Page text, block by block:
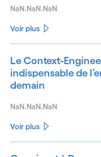
NaN.NaN.NaN
Voir plus
Le Context-
indispensable de
demain
NaN.NaN.NaN
Voir plus